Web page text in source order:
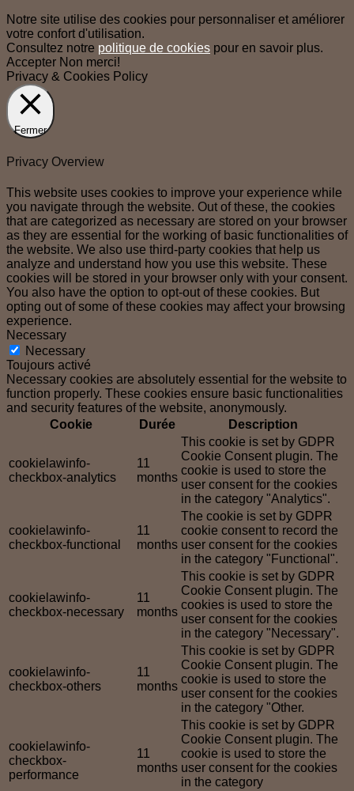
Notre site utilise des cookies pour personnaliser et améliorer
votre confort d'utilisation.
Consultez notre politique de cookies pour en savoir plus.
Accepter Non merci!
Privacy & Cookies Policy
Fermer
Privacy Overview
This website uses cookies to improve your experience while
you navigate through the website. Out of these, the cookies
that are categorized as necessary are stored on your browser
as they are essential for the working of basic functionalities of
the website. We also use third-party cookies that help us
analyze and understand how you use this website. These
cookies will be stored in your browser only with your consent.
You also have the option to opt-out of these cookies. But
opting out of some of these cookies may affect your browsing
experience.
Necessary
Necessary
Toujours activé
Necessary cookies are absolutely essential for the website to
function properly. These cookies ensure basic functionalities
and security features of the website, anonymously.
Cookie
Durée Description
cookielawinfo-
checkbox-analytics
11
months
This cookie is set by GDPR
Cookie Consent plugin. The
cookie is used to store the
user consent for the cookies
in the category "Analytics".
cookielawinfo-
checkbox-functional
11
months
The cookie is set by GDPR
cookie consent to record the
user consent for the cookies
in the category "Functional".
cookielawinfo-
checkbox-necessary
11
months
This cookie is set by GDPR
Cookie Consent plugin. The
cookies is used to store the
user consent for the cookies
in the category "Necessary".
cookielawinfo-
checkbox-others
11
months
This cookie is set by GDPR
Cookie Consent plugin. The
cookie is used to store the
user consent for the cookies
in the category "Other.
cookielawinfo-
checkbox-
performance
11
months
This cookie is set by GDPR
Cookie Consent plugin. The
cookie is used to store the
user consent for the cookies
in the category